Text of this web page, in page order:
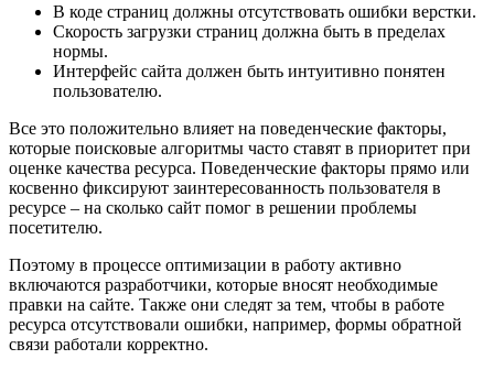
В коде страниц должны отсутствовать ошибки верстки.
Скорость загрузки страниц должна быть в пределах
нормы.
Интерфейс сайта должен быть интуитивно понятен
пользователю.
Все это положительно влияет на поведенческие факторы,
которые поисковые алгоритмы часто ставят в приоритет при
оценке качества ресурса. Поведенческие факторы прямо или
косвенно фиксируют заинтересованность пользователя в
ресурсе – на сколько сайт помог в решении проблемы
посетителю.
Поэтому в процессе оптимизации в работу активно
включаются разработчики, которые вносят необходимые
правки на сайте. Также они следят за тем, чтобы в работе
ресурса отсутствовали ошибки, например, формы обратной
связи работали корректно.